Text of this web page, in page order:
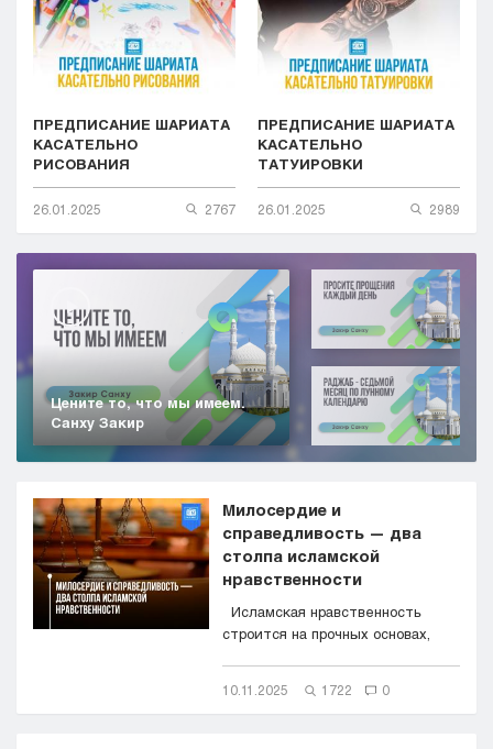
ПРЕДПИСАНИЕ ШАРИАТА
КАСАТЕЛЬНО
РИСОВАНИЯ
26.01.2025 2767
ПРЕДПИСАНИЕ ШАРИАТА
КАСАТЕЛЬНО
ТАТУИРОВКИ
26.01.2025 2989
Цените то, что мы имеем.
Санху Закир
Милосердие и
справедливость — два
столпа исламской
нравственности
Исламская нравственность
строится на прочных основах,
10.11.2025 1722 0